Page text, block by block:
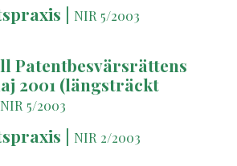
| NIR 5/2003
Patentbesvärsrättens
2001 (längsträckt
NIR 5/2003
| NIR 2/2003